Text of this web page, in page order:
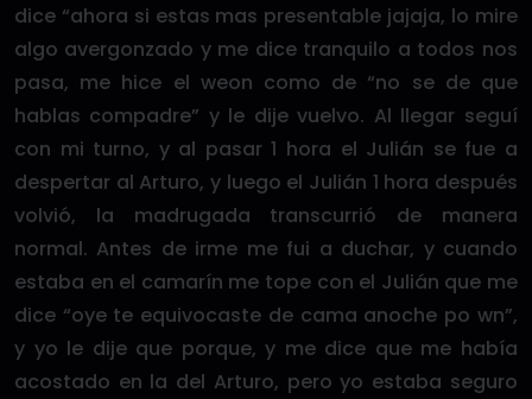
dice “ahora si estas mas presentable jajaja, lo mire
algo avergonzado y me dice tranquilo a todos nos
pasa, me hice el weon como de “no se de que
hablas compadre” y le dije vuelvo. Al llegar seguí
con mi turno, y al pasar 1 hora el Julián se fue a
despertar al Arturo, y luego el Julián 1 hora después
volvió, la madrugada transcurrió de manera
normal. Antes de irme me fui a duchar, y cuando
estaba en el camarín me tope con el Julián que me
dice “oye te equivocaste de cama anoche po wn”,
y yo le dije que porque, y me dice que me había
acostado en la del Arturo, pero yo estaba seguro